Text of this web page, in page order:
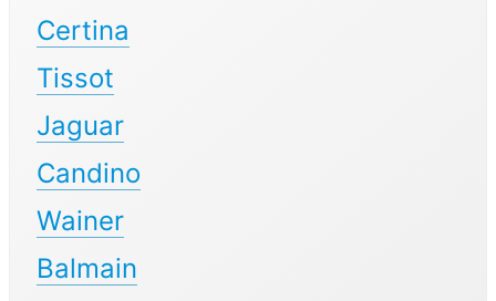
Certina
Tissot
Jaguar
Candino
Wainer
Balmain